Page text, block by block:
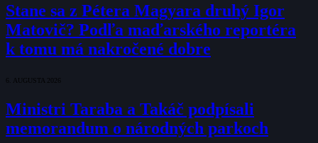
Stane sa z Pétera Magyara druhý Igor
Matovič? Podľa maďarského reportéra
k tomu má nakročené dobre
6. AUGUSTA 2026
Ministri Taraba a Takáč podpísali
memorandum o národných parkoch